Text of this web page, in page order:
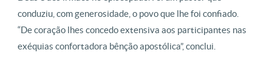
conduziu, com generosidade, o povo que lhe foi confiado.
“De coração lhes concedo extensiva aos participantes nas
exéquias confortadora bênção apostólica”, conclui.